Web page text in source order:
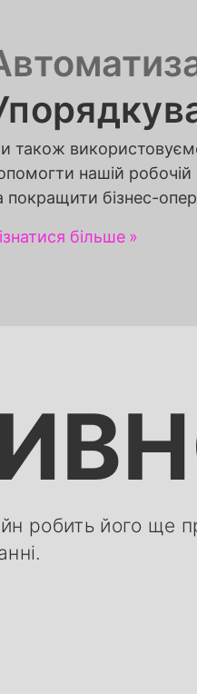
також
нашій робочій
покращити бізнес-
більше
робить його ще